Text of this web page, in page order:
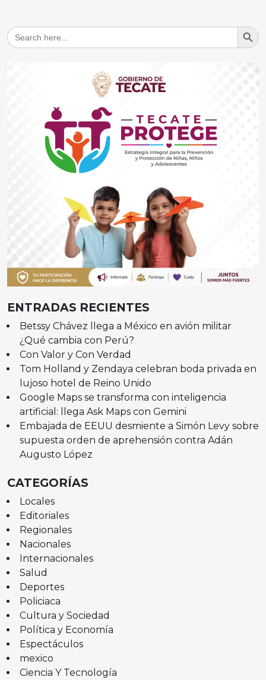
Search
for:
Search
ENTRADAS RECIENTES
Betssy Chávez llega a México en avión militar
¿Qué cambia con Perú?
Con Valor y Con Verdad
Tom Holland y Zendaya celebran boda privada en
lujoso hotel de Reino Unido
Google Maps se transforma con inteligencia
artificial: llega Ask Maps con Gemini
Embajada de EEUU desmiente a Simón Levy sobre
supuesta orden de aprehensión contra Adán
Augusto López
CATEGORÍAS
Locales
Editoriales
Regionales
Nacionales
Internacionales
Salud
Deportes
Policiaca
Cultura y Sociedad
Política y Economía
Espectáculos
mexico
Ciencia Y Tecnología